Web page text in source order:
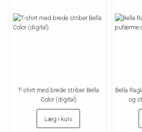
T-shirt med brede striber Bella
Color (digital)
Læg i kurv
Bella
og